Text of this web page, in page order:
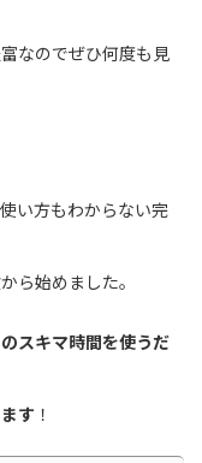
なのでぜひ何度も見
い方もわからない完
ら始めました。
スキマ時間を使うだ
す ！